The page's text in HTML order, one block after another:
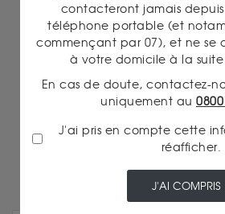
Lire la suite
contacteront jamais
téléphone portable (et
commençant par 07), et ne se
à votre domicile à la
En cas de doute, contactez-
uniquement au
J'ai pris en compte cette
réafficher.
J'AI COMPRIS